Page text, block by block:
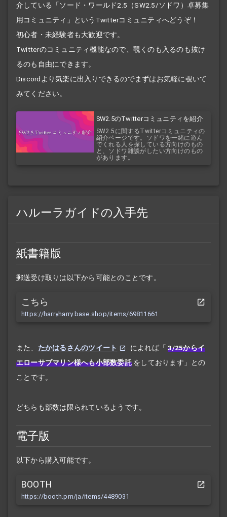
介している「ソード・ワールド2.5（SW2.5/ソドワ）卓募集
用コミュニティ」というTwitterコミュニティへどうぞ！
初心者・未経験者も大歓迎です。
Twitterのコミュニティ機能なので、覗くのも入るのも抜け
るのも自由にできます。
Discordより気楽に出入りできるのでまずはお気軽に覗いて
みてください。
SW2.5のTwitterコミュニティを紹介
SW2.5に関するTwitterコミュニティの
紹介ページです。ソドワを一緒に遊ん
でくれる人を探している方向けのもの
と、ソドワ雑談がしたい方向けのもの
があります。
ハルーラガイドの入手先
紙書籍版
郵送受け取りは以下から可能とのことです。
こちら
https://harryharry.base.shop/items/69811661
また、 たかはるさんのツイート によれば「 3/25からイ
エローサブマリン様へも小部数委託 をしております」との
ことです。
どちらも部数は限られているようです。
電子版
以下から購入可能です。
BOOTH
https://booth.pm/ja/items/4489031